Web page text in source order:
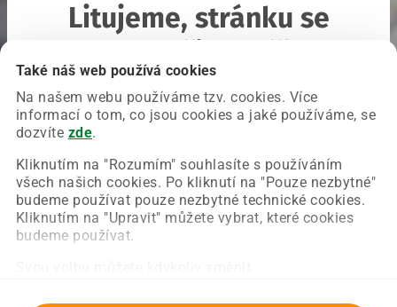
Také náš web používá cookies
Na našem webu používáme tzv. cookies. Více
informací o tom, co jsou cookies a jaké používáme, se
dozvíte zde.
Kliknutím na "Rozumím" souhlasíte s používáním
všech našich cookies. Po kliknutí na "Pouze nezbytné"
budeme používat pouze nezbytné technické cookies.
Kliknutím na "Upravit" můžete vybrat, které cookies
budeme používat.
Litujeme, stránku se
Chyba nastala na naší straně a už ji opravujeme.
Zkuste prosím znovu načíst požadovanou stránku.
Obnovit stránku Úvodní strana